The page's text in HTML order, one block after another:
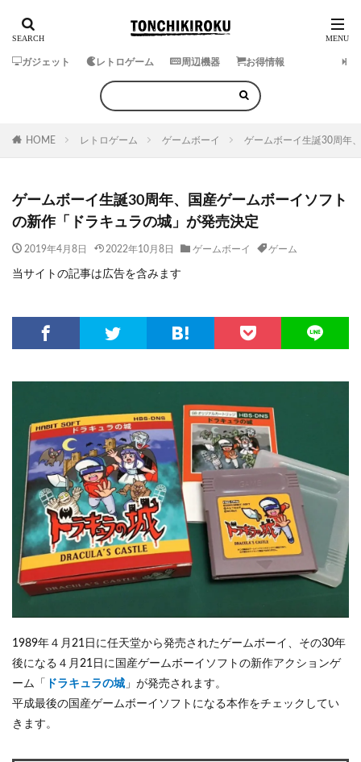
ガジェット レトロゲーム 周辺機器 お得情報
HOME レトロゲーム ゲームボーイ ゲームボーイ生誕30周年
ゲームボーイ生誕30周年、国産ゲームボーイソフト
の新作「ドラキュラの城」が発売決定
2019年4月8日 2022年10月8日 ゲームボーイ ゲーム
当サイトの記事は広告を含みます
1989年４月21日に任天堂から発売されたゲームボーイ、その30年
後になる４月21日に国産ゲームボーイソフトの新作アクションゲ
ーム「
ドラキュラの城 」が発売されます。
平成最後の国産ゲームボーイソフトになる本作をチェックしてい
きます。